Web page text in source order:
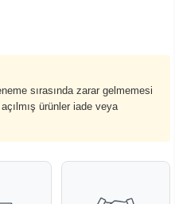
sırasında zarar gelmemesi
ürünler iade veya